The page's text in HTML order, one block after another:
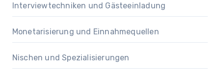
Interviewtechniken und Gästeeinladung
Monetarisierung und Einnahmequellen
Nischen und Spezialisierungen